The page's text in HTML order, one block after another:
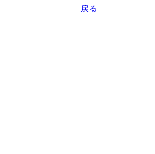
戻る